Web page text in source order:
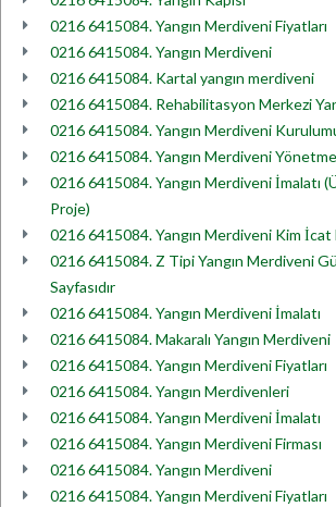
0216 6415084. Yangın Merdiveni Fiyatları
0216 6415084. Yangın Merdiveni
0216 6415084. Kartal yangın merdiveni
0216 6415084. Rehabilitasyon Merkezi
0216 6415084. Yangın Merdiveni
0216 6415084. Yangın Merdiveni
0216 6415084. Yangın Merdiveni İmalatı
Proje)
0216 6415084. Yangın Merdiveni Kim İcat
0216 6415084. Z Tipi Yangın Merdiveni
Sayfasıdır
0216 6415084. Yangın Merdiveni İmalatı
0216 6415084. Makaralı Yangın Merdiveni
0216 6415084. Yangın Merdiveni Fiyatları
0216 6415084. Yangın Merdivenleri
0216 6415084. Yangın Merdiveni İmalatı
0216 6415084. Yangın Merdiveni Firması
0216 6415084. Yangın Merdiveni
0216 6415084. Yangın Merdiveni Fiyatları